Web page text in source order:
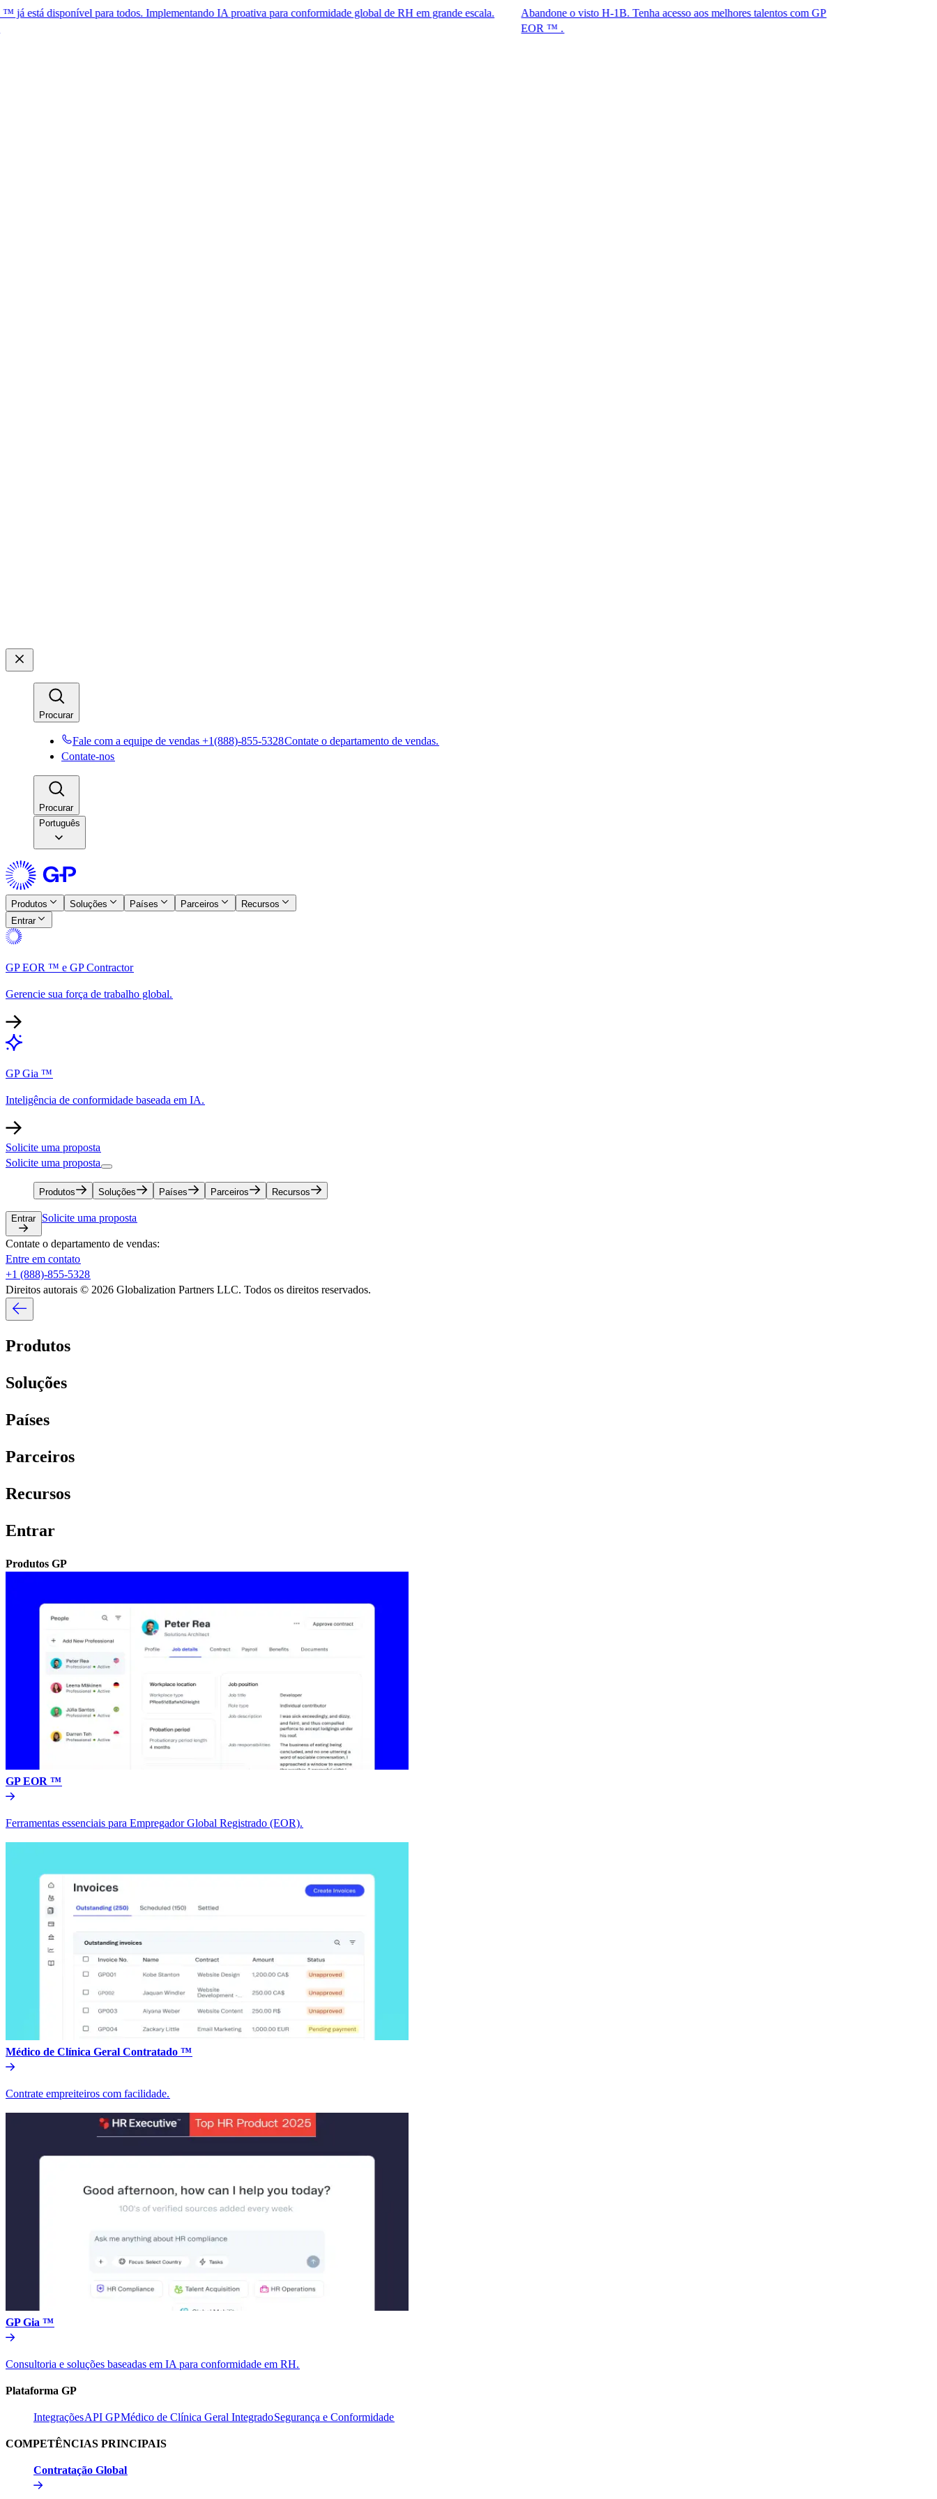
para todos. Implementando IA proativa para conformidade global de RH em grande escala.
Abandone o visto H-1B. Tenha acesso aos melhores talentos com GP
Procurar​​
Fale com a equipe de vendas +1(888)-855-5328​​Contate o departamento de vendas.​​
Contate-nos​​
Procurar​​
Português
Produtos​​ Soluções​​ Países​​ Parceiros​​
Recursos​​
Entrar​​
GP EOR ™ e GP Contractor​​
Gerencie sua força de trabalho global.​​
GP Gia ™​​
Inteligência de conformidade baseada em IA.​​
Solicite uma proposta​​
Solicite uma proposta​​
Produtos​​ Soluções​​ Países​​ Parceiros​​ Recursos​​
Entrar​​ Solicite uma proposta​​
Contate o departamento de vendas:​​
Entre em contato​​
+1 (888)-855-5328​​
Direitos autorais © 2026 Globalization Partners LLC. Todos os direitos reservados.​​
Produtos​​
Soluções​​
Países​​
Parceiros​​
Recursos​​
Entrar​​
Produtos GP​​
GP EOR ™​​
Ferramentas essenciais para Empregador Global Registrado (EOR).​​
Médico de Clínica Geral Contratado ™​​
Contrate empreiteiros com facilidade.​​
GP Gia ™​​
Consultoria e soluções baseadas em IA para conformidade em RH.​​
Plataforma GP​​
Integrações​​API GP​​Médico de Clínica Geral Integrado​​Segurança e Conformidade​​
COMPETÊNCIAS PRINCIPAIS​​
Contratação Global​​